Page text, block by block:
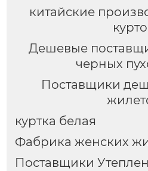
китайские
Дешевые
черных
Поставщики
куртка белая
Фабрика женских
Поставщики